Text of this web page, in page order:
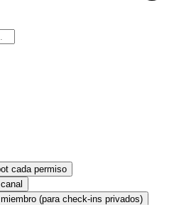
cada permiso
(para check-ins privados)